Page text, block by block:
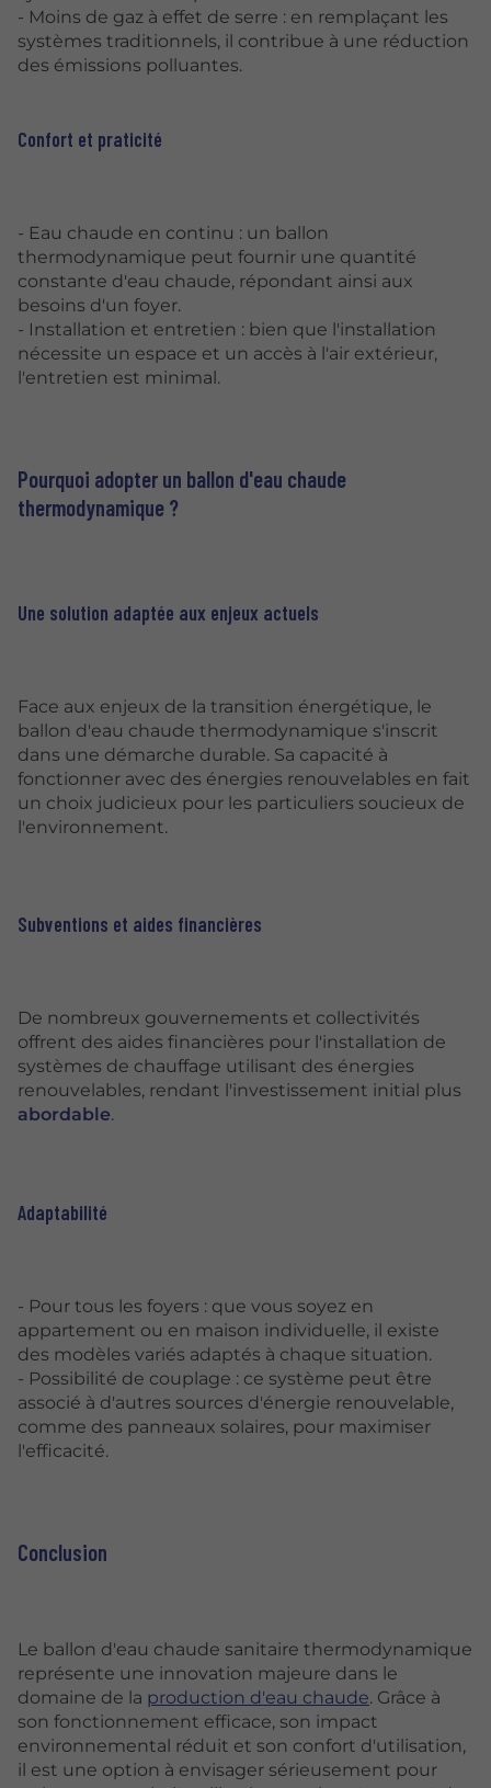
- Moins de gaz à effet de serre : en remplaçant les
systèmes traditionnels, il contribue à une réduction
des émissions polluantes.
Confort et praticité
- Eau chaude en continu : un ballon
thermodynamique peut fournir une quantité
constante d'eau chaude, répondant ainsi aux
besoins d'un foyer.
- Installation et entretien : bien que l'installation
nécessite un espace et un accès à l'air extérieur,
l'entretien est minimal.
Pourquoi adopter un ballon d'eau chaude
thermodynamique ?
Une solution adaptée aux enjeux actuels
Face aux enjeux de la transition énergétique, le
ballon d'eau chaude thermodynamique s'inscrit
dans une démarche durable. Sa capacité à
fonctionner avec des énergies renouvelables en fait
un choix judicieux pour les particuliers soucieux de
l'environnement.
Subventions et aides financières
De nombreux gouvernements et collectivités
offrent des aides financières pour l'installation de
systèmes de chauffage utilisant des énergies
renouvelables, rendant l'investissement initial plus
abordable.
Adaptabilité
- Pour tous les foyers : que vous soyez en
appartement ou en maison individuelle, il existe
des modèles variés adaptés à chaque situation.
- Possibilité de couplage : ce système peut être
associé à d'autres sources d'énergie renouvelable,
comme des panneaux solaires, pour maximiser
l'efficacité.
Conclusion
Le ballon d'eau chaude sanitaire thermodynamique
représente une innovation majeure dans le
domaine de la production d'eau chaude. Grâce à
son fonctionnement efficace, son impact
environnemental réduit et son confort d'utilisation,
il est une option à envisager sérieusement pour